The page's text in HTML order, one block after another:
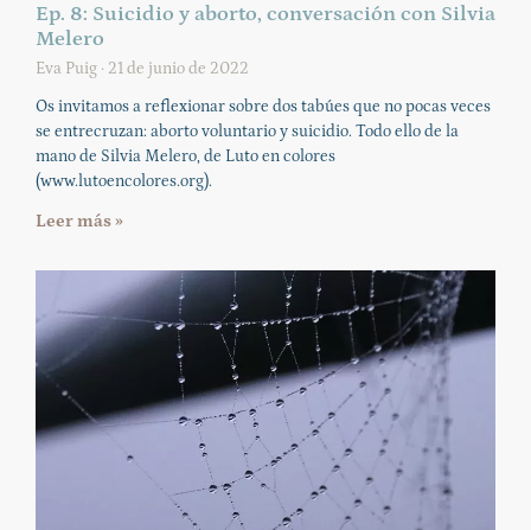
Ep. 8: Suicidio y aborto, conversación con Silvia
Melero
Eva Puig
21 de junio de 2022
Os invitamos a reflexionar sobre dos tabúes que no pocas veces
se entrecruzan: aborto voluntario y suicidio. Todo ello de la
mano de Silvia Melero, de Luto en colores
(www.lutoencolores.org).
Leer más »